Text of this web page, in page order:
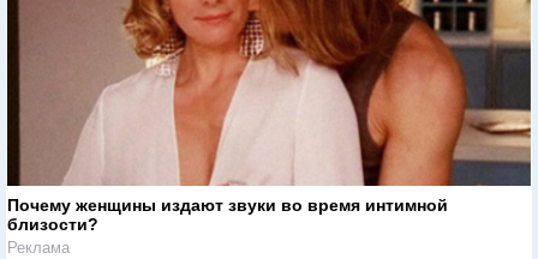
Почему женщины издают звуки во время интимной
близости?
Реклама